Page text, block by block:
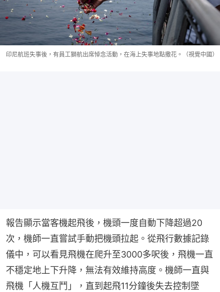
印尼航班失事後，有員工獅航出席悼念活動，在海上失事地點撒花。（視覺中國）
報告顯示當客機起飛後，機頭一度自動下降超過20
次，機師一直嘗試手動把機頭拉起。從飛行數據記錄
儀中，可以看見飛機在爬升至3000多呎後，飛機一直
不穩定地上下升降，無法有效維持高度。機師一直與
飛機「人機互鬥」，直到起飛11分鐘後失去控制墜